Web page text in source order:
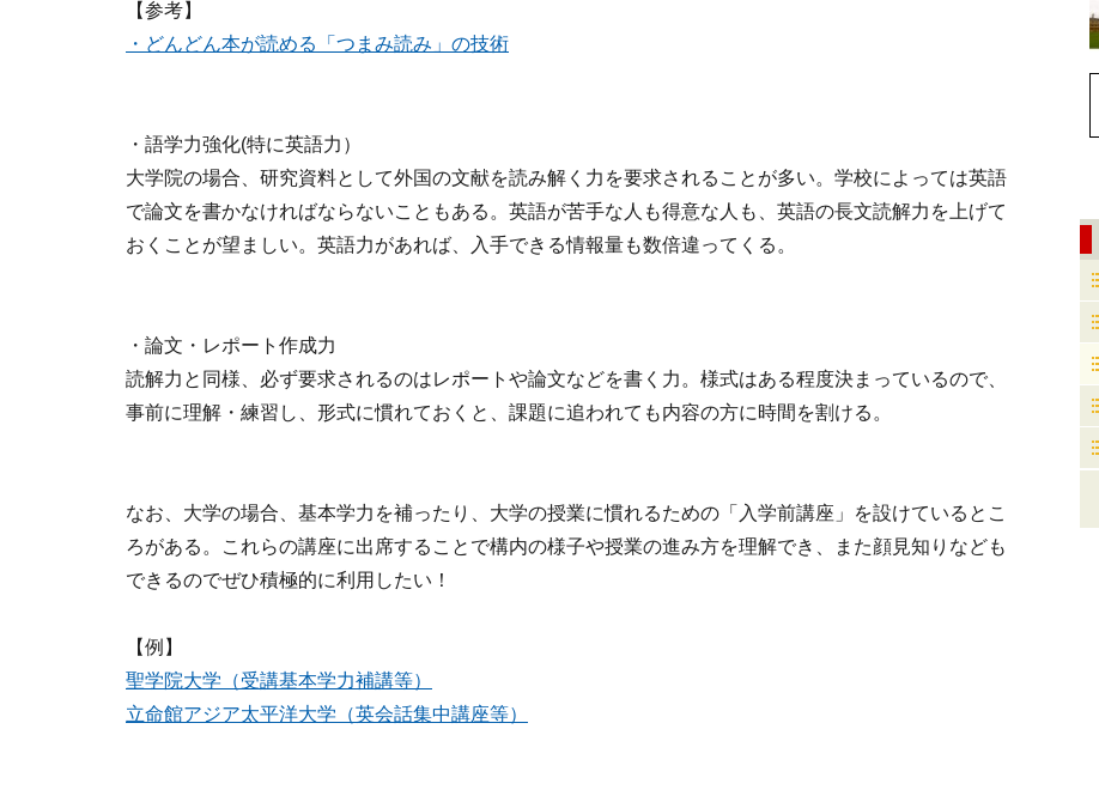
【参考】
・どんどん本が読める「つまみ読み」の技術
・語学力強化(特に英語力）
大学院の場合、研究資料として外国の文献を読み解く力を要求されることが多い。学校によっては英語
で論文を書かなければならないこともある。英語が苦手な人も得意な人も、英語の長文読解力を上げて
おくことが望ましい。英語力があれば、入手できる情報量も数倍違ってくる。
・論文・レポート作成力
読解力と同様、必ず要求されるのはレポートや論文などを書く力。様式はある程度決まっているので、
事前に理解・練習し、形式に慣れておくと、課題に追われても内容の方に時間を割ける。
なお、大学の場合、基本学力を補ったり、大学の授業に慣れるための「入学前講座」を設けているとこ
ろがある。これらの講座に出席することで構内の様子や授業の進み方を理解でき、また顔見知りなども
できるのでぜひ積極的に利用したい！
【例】
聖学院大学（受講基本学力補講等）
立命館アジア太平洋大学（英会話集中講座等）